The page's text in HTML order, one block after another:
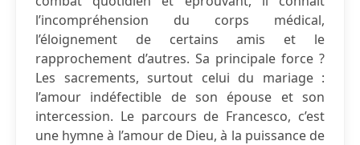
l’incompréhension du corps médical,
l’éloignement de certains amis et le
rapprochement d’autres. Sa principale force ?
Les sacrements, surtout celui du mariage :
l’amour indéfectible de son épouse et son
intercession. Le parcours de Francesco, c’est
une hymne à l’amour de Dieu, à la puissance de